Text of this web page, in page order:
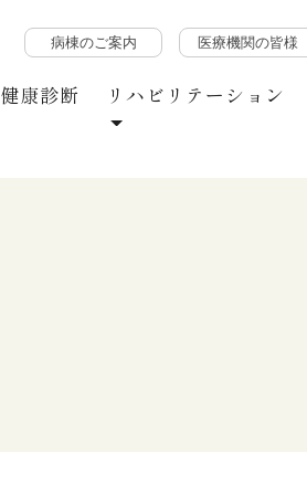
病棟のご案内 医療機関の皆様
健康診断 リハビリテーション